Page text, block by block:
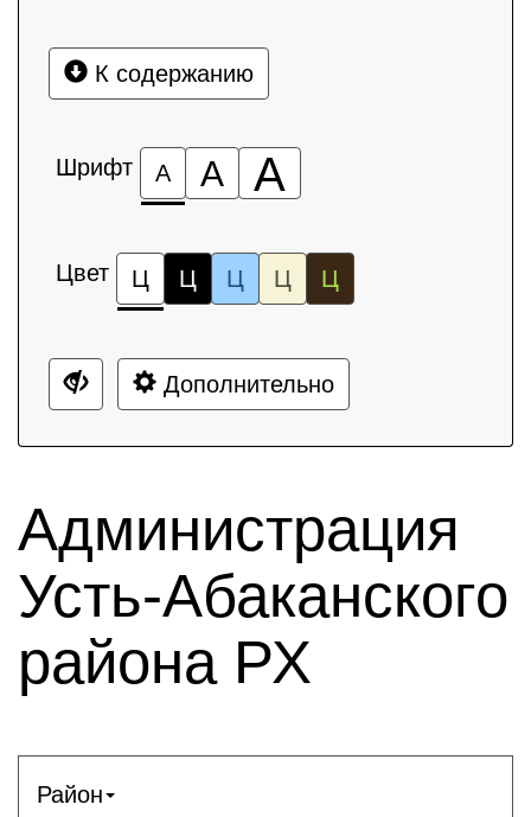
К содержанию
Шрифт А А А
Цвет Ц Ц Ц Ц Ц
Дополнительно
Администрация
Усть-Абаканского
района РХ
Район